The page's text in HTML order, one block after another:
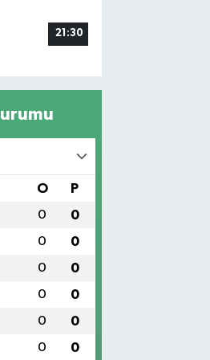
21:30
O P
0 0
0 0
0 0
0 0
0 0
0 0